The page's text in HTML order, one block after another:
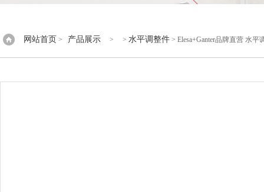
网站首页 > 产品展示 > > 水平调整件 > Elesa+Ganter品牌直营 水